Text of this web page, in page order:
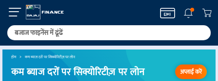
होम कम ब्याज दरों पर सिक्योरिटीज़ पर लोन
कम ब्याज दरों पर सिक्योरिटीज़ पर लोन अप्लाई करें